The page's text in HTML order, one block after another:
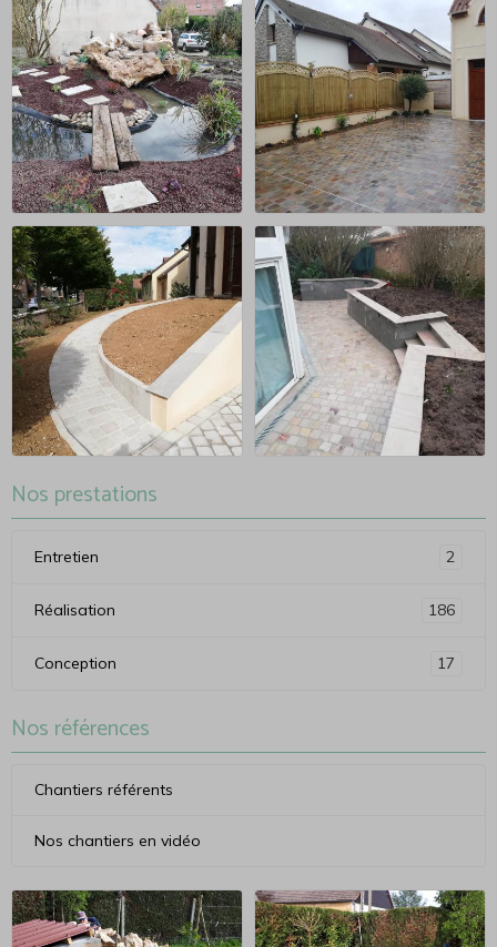
Nos prestations
Entretien 2
Réalisation 186
Conception 17
Nos références
Chantiers référents
Nos chantiers en vidéo